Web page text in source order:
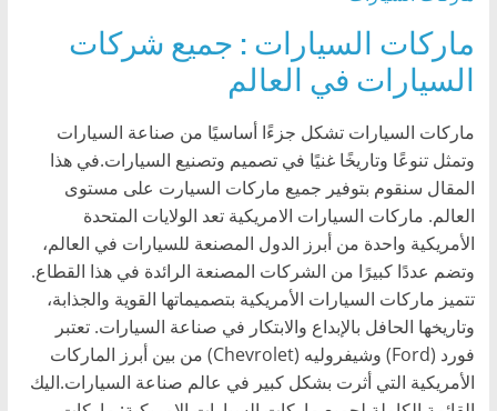
ماركات السيارات : جميع شركات
السيارات في العالم
ماركات السيارات تشكل جزءًا أساسيًا من صناعة السيارات
وتمثل تنوعًا وتاريخًا غنيًا في تصميم وتصنيع السيارات.في هذا
المقال سنقوم بتوفير جميع ماركات السيارت على مستوى
العالم. ماركات السيارات الامريكية تعد الولايات المتحدة
الأمريكية واحدة من أبرز الدول المصنعة للسيارات في العالم،
وتضم عددًا كبيرًا من الشركات المصنعة الرائدة في هذا القطاع.
تتميز ماركات السيارات الأمريكية بتصميماتها القوية والجذابة،
وتاريخها الحافل بالإبداع والابتكار في صناعة السيارات. تعتبر
فورد (Ford) وشيفروليه (Chevrolet) من بين أبرز الماركات
الأمريكية التي أثرت بشكل كبير في عالم صناعة السيارات.اليك